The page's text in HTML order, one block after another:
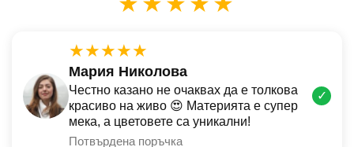
★★★★★
Мария Николова
Честно казано не очаквах да е толкова
красиво на живо 😍 Материята е супер
мека, а цветовете са уникални!
Потвърдена поръчка
✓